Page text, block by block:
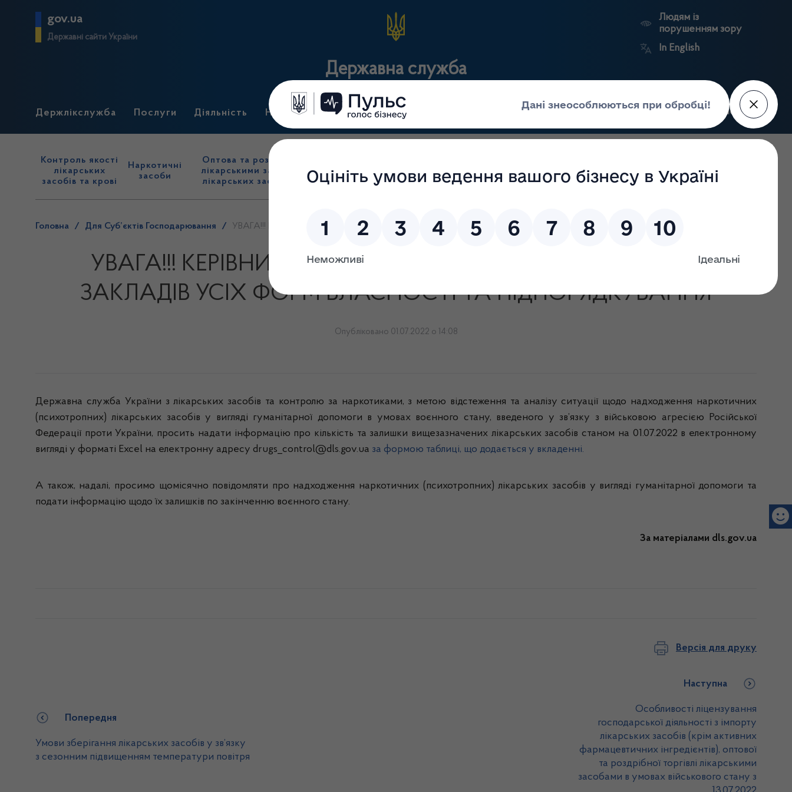
gov.ua
Державні сайти України
Державна служба
Людям із
порушенням зору
In English
Держлікслужба Послуги Діяльність Нормативні документи Для громадськості Прес-центр Пошук
Контроль якості
лікарських
засобів та крові
Наркотичні
засоби
Оптова та роздрібна торгівля
лікарськими засобами, імпорт
лікарських засобів (крім АФІ)
нагляд
(контроль)
засобів, крові та
сертифікація
нагляд
реєстри
портал
Держлікслужби
Головна / Для Суб’єктів Господарювання / УВАГА!!! КЕРІВНИКАМ ЛІКУВАЛЬНО – ПРОФІЛАКТИЧНИХ ЗАКЛАДІВ УСІХ ФОРМ ВЛАСНОСТІ ТА ПІДПОРЯДКУВАННЯ
УВАГА!!! КЕРІВНИКАМ ЛІКУВАЛЬНО – ПРОФІЛАКТИЧНИХ
ЗАКЛАДІВ УСІХ ФОРМ ВЛАСНОСТІ ТА ПІДПОРЯДКУВАННЯ
Опубліковано 01.07.2022 о 14:08
Державна служба України з лікарських засобів та контролю за наркотиками, з метою відстеження та аналізу ситуації щодо надходження наркотичних
(психотропних) лікарських засобів у вигляді гуманітарної допомоги в умовах воєнного стану, введеного у зв’язку з військовою агресією Російської
Федерації проти України, просить надати інформацію про кількість та залишки вищезазначених лікарських засобів станом на 01.07.2022 в електронному
вигляді у форматі Excel на електронну адресу drugs_control@dls.gov.ua за формою таблиці, що додається у вкладенні.
А також, надалі, просимо щомісячно повідомляти про надходження наркотичних (психотропних) лікарських засобів у вигляді гуманітарної допомоги та
подати інформацію щодо їх залишків по закінченню воєнного стану.
За матеріалами dls.gov.ua
Версія для друку
Попередня
Умови зберігання лікарських засобів у зв’язку
з сезонним підвищенням температури повітря
Наступна
Особливості ліцензування
господарської діяльності з імпорту
лікарських засобів (крім активних
фармацевтичних інгредієнтів), оптової
та роздрібної торгівлі лікарськими
засобами в умовах військового стану з